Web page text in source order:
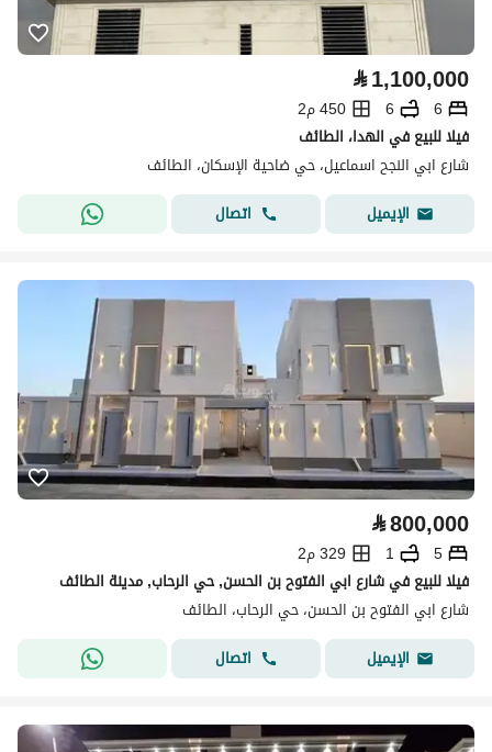
⃁1,100,000
6
6
450 م2
فيلا للبيع في الهدا، الطائف
شارع ابي النجح اسماعيل، حي ضاحية الإسكان، الطائف
الإيميل
اتصال
⃁800,000
5
1
329 م2
فيلا للبيع في شارع ابي الفتوح بن الحسن, حي الرحاب, مدينة الطائف
شارع ابي الفتوح بن الحسن، حي الرحاب، الطائف
الإيميل
اتصال